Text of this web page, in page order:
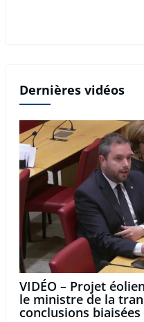
Dernières vidéos
VIDÉO – Projet
le ministre de la
conclusions